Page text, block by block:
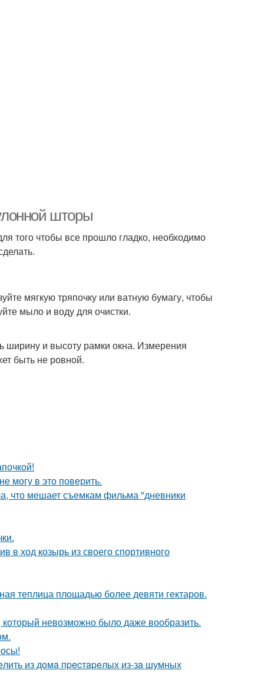
шторы
того чтобы все прошло гладко, необходимо
мягкую тряпочку или ватную бумагу, чтобы
мыло и воду для очистки.
и высоту рамки окна. Измерения
быть не ровной.
могу в это поверить.
что мешает съемкам фильма "дневники
в ход козырь из своего спортивного
теплица площадью более девяти гектаров.
невозможно было даже вообразить.
из дoмa пpecтapeлых из-зa шумных